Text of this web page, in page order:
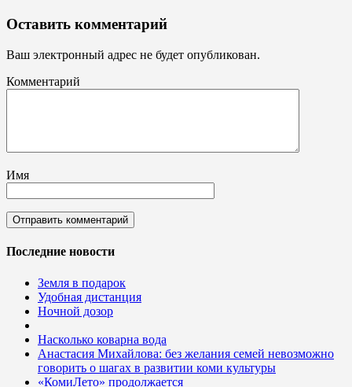
Оставить комментарий
Ваш электронный адрес не будет опубликован.
Комментарий
Имя
Последние новости
Земля в подарок
Удобная дистанция
Ночной дозор
Насколько коварна вода
Анастасия Михайлова: без желания семей невозможно
говорить о шагах в развитии коми культуры
«КомиЛето» продолжается